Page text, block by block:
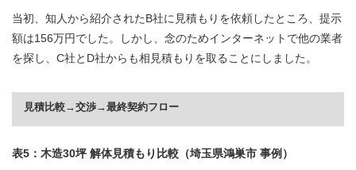
当初、知人から紹介されたB社に見積もりを依頼したところ、提示
額は156万円でした。しかし、念のためインターネットで他の業者
を探し、C社とD社からも相見積もりを取ることにしました。
見積比較→交渉→最終契約フロー
表5：木造30坪 解体見積もり比較（埼玉県鴻巣市 事例）